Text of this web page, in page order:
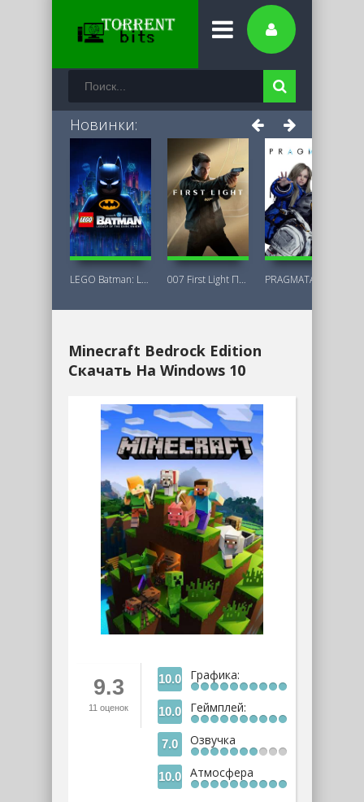
Новинки:
LEGO Batman: Legacy of the Dark Knight 007 First Light Последняя Версия
Minecraft Bedrock Edition
Скачать На Windows 10
9.3
11 оценок
10.0 Графика:
10.0 Геймплей:
7.0 Озвучка
10.0 Атмосфера